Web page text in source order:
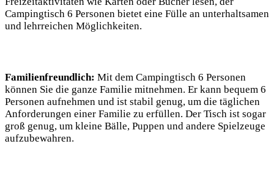
Campingtisch 6 Personen bietet eine Fülle an unterhaltsamen
und lehrreichen Möglichkeiten.
Familienfreundlich: Mit dem Campingtisch 6 Personen
können Sie die ganze Familie mitnehmen. Er kann bequem 6
Personen aufnehmen und ist stabil genug, um die täglichen
Anforderungen einer Familie zu erfüllen. Der Tisch ist sogar
groß genug, um kleine Bälle, Puppen und andere Spielzeuge
aufzubewahren.